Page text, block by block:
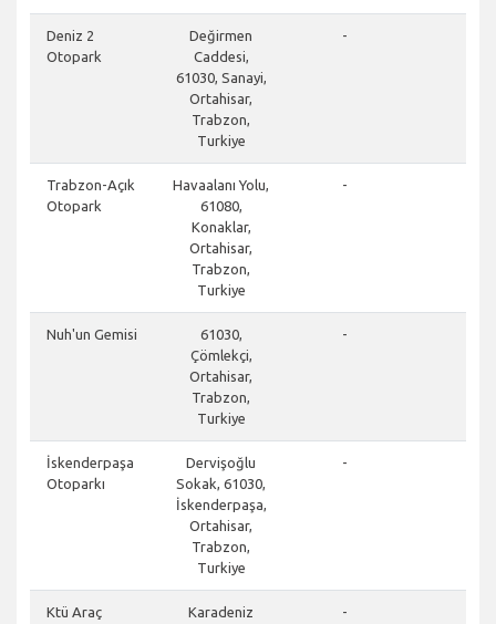
Deniz 2
Otopark
Değirmen
Caddesi,
61030, Sanayi,
Ortahisar,
Trabzon,
Turkiye
-
Trabzon-Açık
Otopark
Havaalanı Yolu,
61080,
Konaklar,
Ortahisar,
Trabzon,
Turkiye
-
Nuh'un Gemisi
61030,
Çömlekçi,
Ortahisar,
Trabzon,
Turkiye
-
İskenderpaşa
Otoparkı
Dervişoğlu
Sokak, 61030,
İskenderpaşa,
Ortahisar,
Trabzon,
Turkiye
-
Ktü Araç
Karadeniz
-